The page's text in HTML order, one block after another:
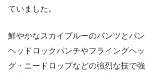
ていました。
鮮やかなスカイブルーのパンツとパ
ヘッドロックパンチやフライングヘ
グ・ニードロップなどの強烈な技で